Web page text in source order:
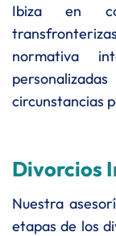
Ibiza en
normativa
circunstancias
Divorcios
Nuestra
etapas de los